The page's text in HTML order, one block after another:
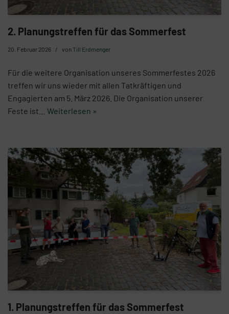
2. Planungstreffen für das Sommerfest
20. Februar 2026 vonTill Erdmenger
Für die weitere Organisation unseres Sommerfestes 2026
treffen wir uns wieder mit allen Tatkräftigen und
Engagierten am 5. März 2026. Die Organisation unserer
Feste ist… Weiterlesen »
1. Planungstreffen für das Sommerfest